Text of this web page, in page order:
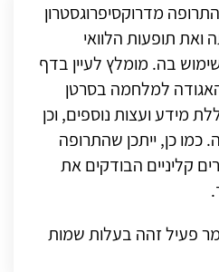
מדרוקסיפרוגסטרון
תופעות הלוואי
בה. מומלץ לעיין בדף
למלחמה בסרטן
מידע ועצות נוספים, וכן
כמו כן, ייתכן שהתרופה
קליניים הבודקים את
פעילזהה בעלות שמות